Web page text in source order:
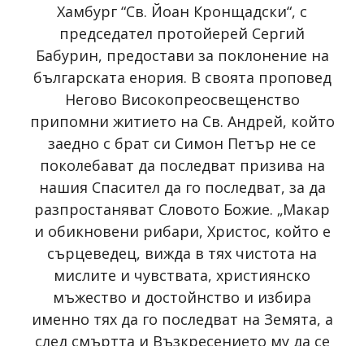
Хамбург “Св. Йоан Кронщадски“, с
председател протойерей Сергий
Бабурин, предостави за поклонение на
българската енория. В своята проповед
Негово Високопреосвещенство
припомни житието на Св. Андрей, който
заедно с брат си Симон Петър не се
поколебават да последват призива на
нашия Спасител да го последват, за да
разпростаняват Словото Божие. „Макар
и обикновени рибари, Христос, който е
сърцеведец, вижда в тях чистота на
мислите и чувствата, християнско
мъжество и достойнство и избира
именно тях да го последват на Земята, а
след смъртта и Възкресението му да се